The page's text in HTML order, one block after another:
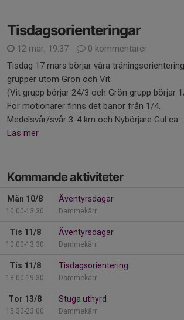
Tisdagsorienteringar
12 mar, 19:37
0 kommentarer
Tisdag 17 mars börjar våra
grupper utom Grön och Vit.
(Vit grupp börjar 24/3 och Grön grupp börjar
För motionärer finns det banor från 1/4.
Medelsvår/svår 3-4 km och Nybörjare Gul ca...
Läs mer
Kommande aktiviteter
Mån 10/8
10:00-13:30
Äventyrsdagar
Dammekärr
Tis 11/8
10:00-13:30
Äventyrsdagar
Dammekärr
Tis 11/8
18:00-19:30
Tisdagsorientering
Dammekärr
Tor 13/8
15:30-23:00
Stuga uthyrd
Dammekärr